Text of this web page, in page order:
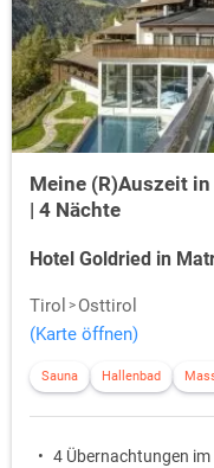
Meine (R)Auszeit
| 4 Nächte
Hotel Goldried in
Tirol
Osttirol
(Karte öffnen)
Sauna Hallenbad
4 Übernachtungen